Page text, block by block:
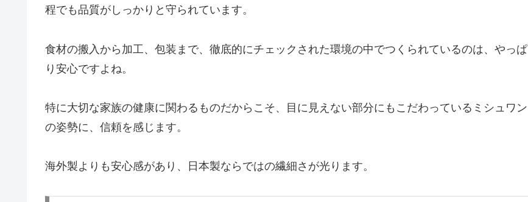
程でも品質がしっかりと守られています。
食材の搬入から加工、包装まで、徹底的にチェックされた環境の中でつくられているのは、やっぱ
り安心ですよね。
特に大切な家族の健康に関わるものだからこそ、目に見えない部分にもこだわっているミシュワン
の姿勢に、信頼を感じます。
海外製よりも安心感があり、日本製ならではの繊細さが光ります。